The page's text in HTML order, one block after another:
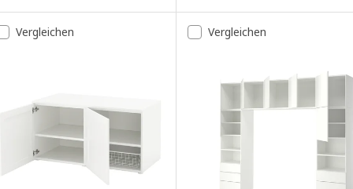
Vergleichen Vergleichen